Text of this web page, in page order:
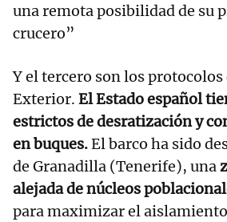
una remota posibilidad de su
crucero”
Y el tercero son los protocolos
Exterior. El Estado español
estrictos de desratización y
en buques.El barco ha sido
de Granadilla (Tenerife), una
alejada de núcleos
para maximizar el